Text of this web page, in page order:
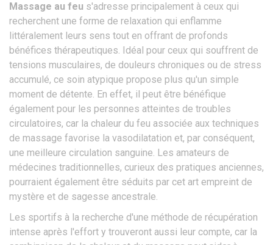
Massage au feu s'adresse principalement à ceux qui
recherchent une forme de relaxation qui enflamme
littéralement leurs sens tout en offrant de profonds
bénéfices thérapeutiques. Idéal pour ceux qui souffrent de
tensions musculaires, de douleurs chroniques ou de stress
accumulé, ce soin atypique propose plus qu'un simple
moment de détente. En effet, il peut être bénéfique
également pour les personnes atteintes de troubles
circulatoires, car la chaleur du feu associée aux techniques
de massage favorise la vasodilatation et, par conséquent,
une meilleure circulation sanguine. Les amateurs de
médecines traditionnelles, curieux des pratiques anciennes,
pourraient également être séduits par cet art empreint de
mystère et de sagesse ancestrale.
Les sportifs à la recherche d'une méthode de récupération
intense après l'effort y trouveront aussi leur compte, car la